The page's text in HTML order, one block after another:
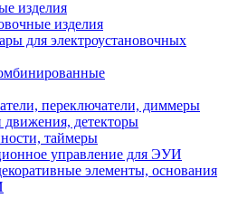
изделия
изделия
для электроустановочных
переключатели, диммеры
движения, детекторы
таймеры
управление для ЭУИ
элементы, основания